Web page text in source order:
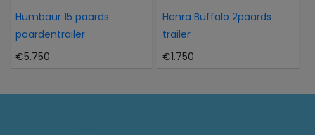
Humbaur 15 paards
paardentrailer
€5.750
Henra Buffalo 2paards
trailer
€1.750